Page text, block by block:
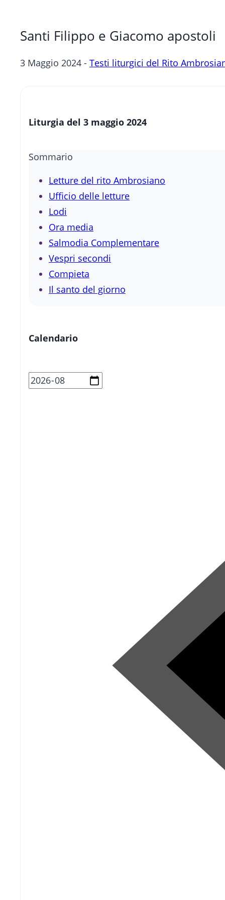
Santi Filippo e Giacomo apostoli
3 Maggio 2024 - Testi liturgici del Rito
Liturgia del 3 maggio 2024
Sommario
Letture del rito Ambrosiano
Ufficio delle letture
Lodi
Ora media
Salmodia Complementare
Vespri secondi
Compieta
Il santo del giorno
Calendario